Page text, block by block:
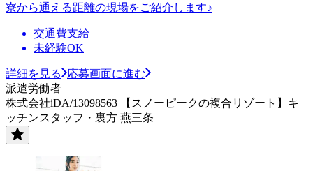
寮から通える距離の現場をご紹介します♪
交通費支給
未経験OK
詳細を見る
応募画面に進む
派遣労働者
株式会社iDA/13098563 【スノーピークの複合リゾート】キ
ッチンスタッフ・裏方 燕三条